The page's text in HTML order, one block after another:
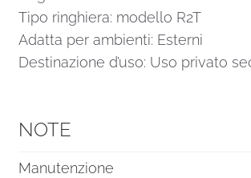
Tipo ringhiera: modello R2T
Adatta per ambienti: Esterni
Destinazione d’uso: Uso privato
NOTE
Manutenzione